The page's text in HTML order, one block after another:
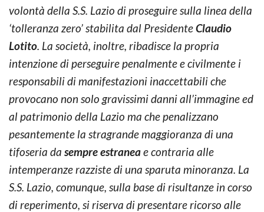
volontà della S.S. Lazio di proseguire sulla linea della
‘tolleranza zero’ stabilita dal PresidenteClaudio
Lotito. La società, inoltre, ribadisce la propria
intenzione di perseguire penalmente e civilmente i
responsabili di manifestazioni inaccettabili che
provocano non solo gravissimi danni all’immagine ed
al patrimonio della Lazio ma che penalizzano
pesantemente la stragrande maggioranza di una
tifoseria da sempre estraneae contraria alle
intemperanze razziste di una sparuta minoranza. La
S.S. Lazio, comunque, sulla base di risultanze in corso
di reperimento, si riserva di presentare ricorso alle